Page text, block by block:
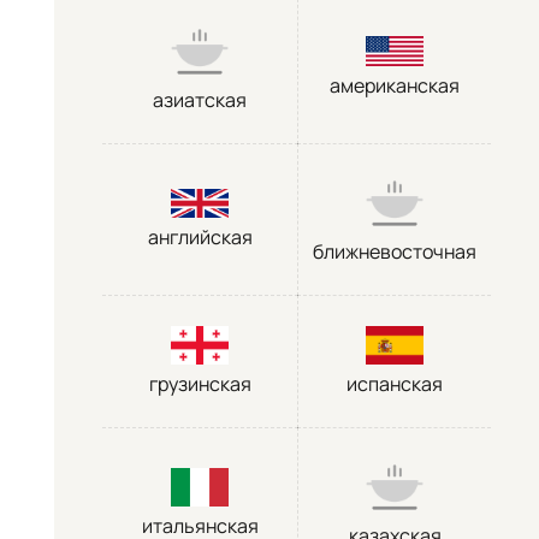
азиатская
американская
английская
ближневосточная
грузинская испанская
итальянская